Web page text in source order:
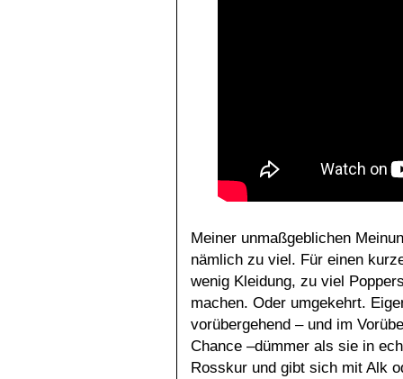
Meiner unmaßgeblichen
nämlich zu viel. Für einen
wenig Kleidung, zu viel
machen. Oder umgekehrt.
vorübergehend – und im
Chance –dümmer als sie in
Rosskur und gibt sich mit Alk